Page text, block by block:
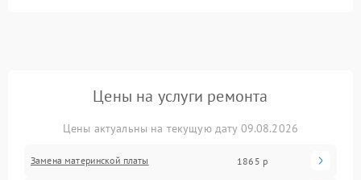
Цены на услуги ремонта
Цены актуальны на текущую дату 09.08.2026
Замена материнской платы 1865 р